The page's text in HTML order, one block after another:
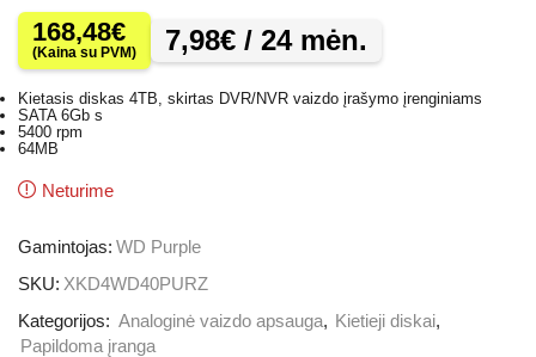
168,48€
(Kaina su PVM) 7,98€ / 24 mėn.
Kietasis diskas 4TB, skirtas DVR/NVR vaizdo įrašymo įrenginiams
SATA 6Gb s
5400 rpm
64MB
Neturime
Gamintojas: WD Purple
SKU: XKD4WD40PURZ
Kategorijos: Analoginė vaizdo apsauga, Kietieji diskai,
Papildoma įranga